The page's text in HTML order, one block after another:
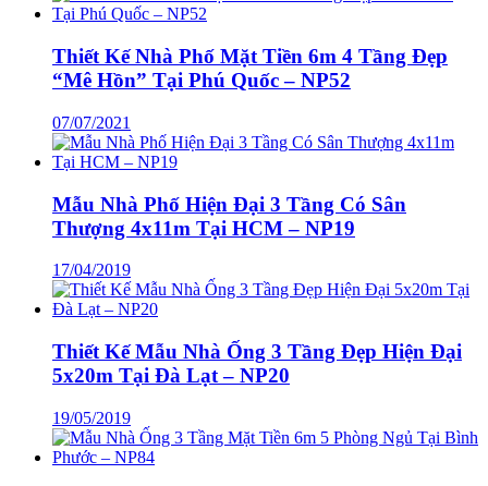
Thiết Kế Nhà Phố Mặt Tiền 6m 4 Tầng Đẹp
“Mê Hồn” Tại Phú Quốc – NP52
07/07/2021
Mẫu Nhà Phố Hiện Đại 3 Tầng Có Sân
Thượng 4x11m Tại HCM – NP19
17/04/2019
Thiết Kế Mẫu Nhà Ống 3 Tầng Đẹp Hiện Đại
5x20m Tại Đà Lạt – NP20
19/05/2019